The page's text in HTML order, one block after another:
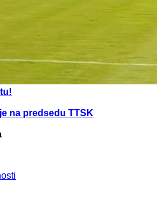
na predsedu TTSK